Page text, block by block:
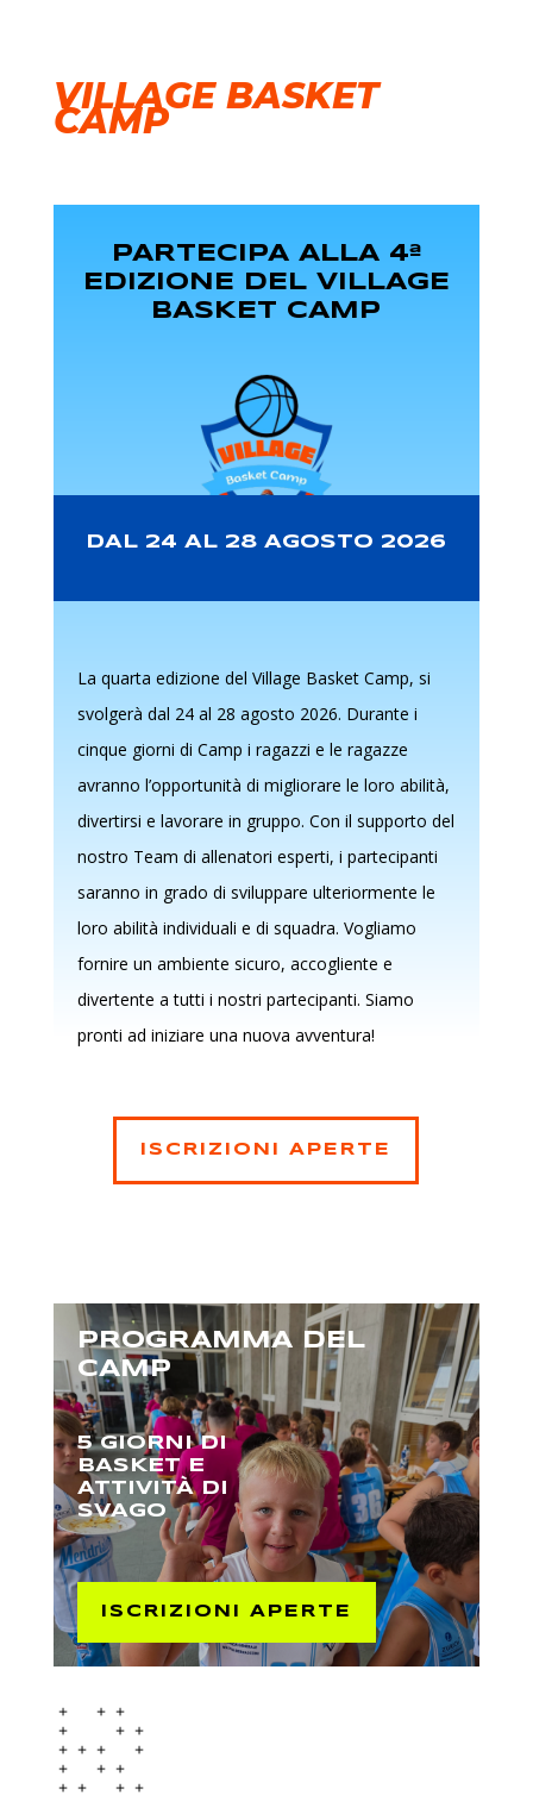
VILLAGE BASKET
CAMP
PARTECIPA ALLA 4ª
EDIZIONE DEL VILLAGE
BASKET CAMP
DAL 24 AL 28 AGOSTO 2026
La quarta edizione del Village Basket Camp, si
svolgerà dal 24 al 28 agosto 2026. Durante i
cinque giorni di Camp i ragazzi e le ragazze
avranno l’opportunità di migliorare le loro abilità,
divertirsi e lavorare in gruppo. Con il supporto del
nostro Team di allenatori esperti, i partecipanti
saranno in grado di sviluppare ulteriormente le
loro abilità individuali e di squadra. Vogliamo
fornire un ambiente sicuro, accogliente e
divertente a tutti i nostri partecipanti. Siamo
pronti ad iniziare una nuova avventura!
ISCRIZIONI APERTE
PROGRAMMA DEL
CAMP
5 GIORNI DI
BASKET E
ATTIVITÀ DI
SVAGO
ISCRIZIONI APERTE